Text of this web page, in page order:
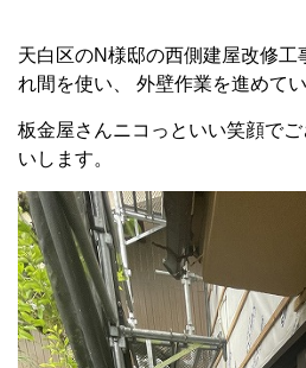
天白区のN様邸の西側建屋改修
れ間を使い、 外壁作業を進めてい
板金屋さんニコっといい笑顔で
いします。